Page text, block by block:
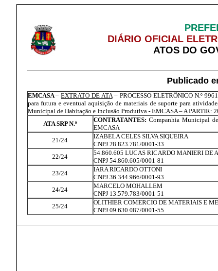
DIÁRIO OFICIAL
ATOS DO
Publicado
EMCASA–EXTRATO DE ATA– PROCESSO ELETRÔNICO N.º
para futura e eventual aquisição de materiais de suporte para
Municipal de Habitação e Inclusão Produtiva - EMCASA – A PARTIR:
ATA SRP N.º
CONTRATANTES: Companhia Municipal
EMCASA
21/24
IZABELA CELES SILVA SIQUEIRA
CNPJ 28.823.781/0001-33
22/24
54.860.605 LUCAS RICARDO MANIERI DE
CNPJ 54.860.605/0001-81
23/24
IARA RICARDO OTTONI
CNPJ 36.344.966/0001-93
24/24
MARCELO MOHALLEM
CNPJ 13.579.783/0001-51
25/24
OLITHIER COMERCIO DE MATERIAIS E
CNPJ 09.630.087/0001-55